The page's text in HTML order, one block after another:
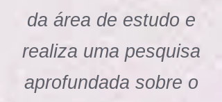
da área de estudo e
realiza uma pesquisa
aprofundada sobre o